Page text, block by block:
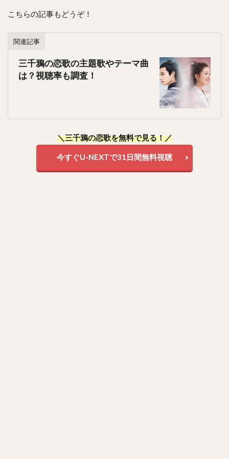
こちらの記事もどうぞ！
関連記事
三千鴉の恋歌の主題歌やテーマ曲
は？視聴率も調査！
＼三千鴉の恋歌を無料で見る！／
今すぐU-NEXTで31日間無料視聴